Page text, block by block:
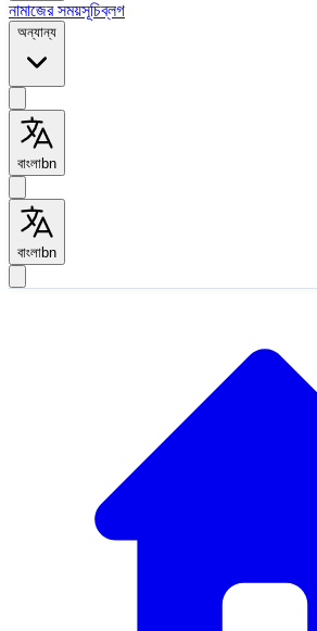
নামাজের সময়সূচিব্লগ
অন্যান্য
বাংলাbn
বাংলাbn